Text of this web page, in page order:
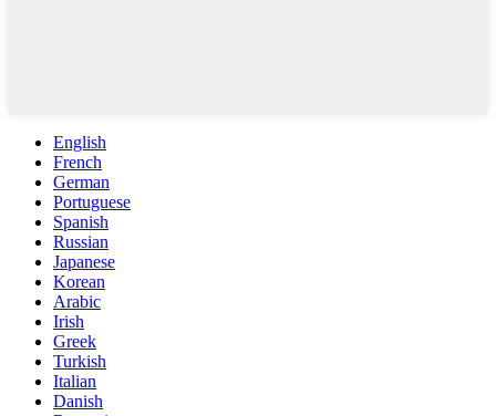
English
French
German
Portuguese
Spanish
Russian
Japanese
Korean
Arabic
Irish
Greek
Turkish
Italian
Danish